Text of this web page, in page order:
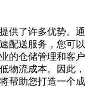
供了许多优势。通
配送服务，您可以
的仓储管理和客户
物流成本。因此，
帮助您打造一个成